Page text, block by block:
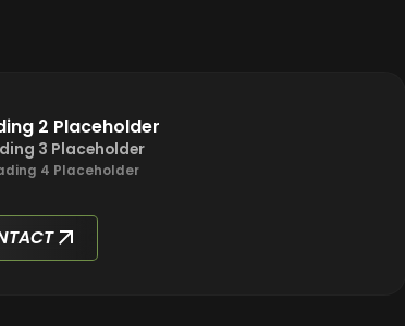
2 Placeholder
3 Placeholder
4 Placeholder